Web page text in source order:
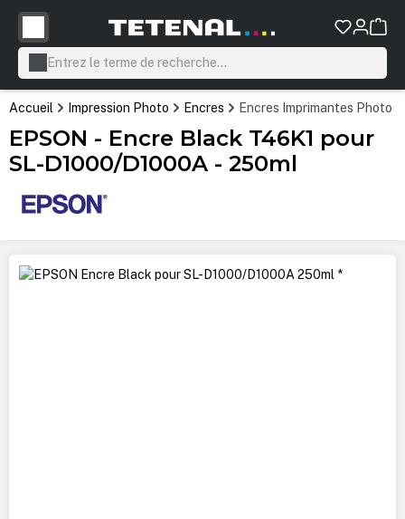
principal
Accueil Impression Photo Encres Encres Imprimantes Photo
EPSON - Encre Black T46K1 pour
SL-D1000/D1000A - 250ml
Ignorer la galerie d'images